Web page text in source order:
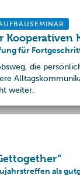
Kooperativen
für
die
weiter.
als